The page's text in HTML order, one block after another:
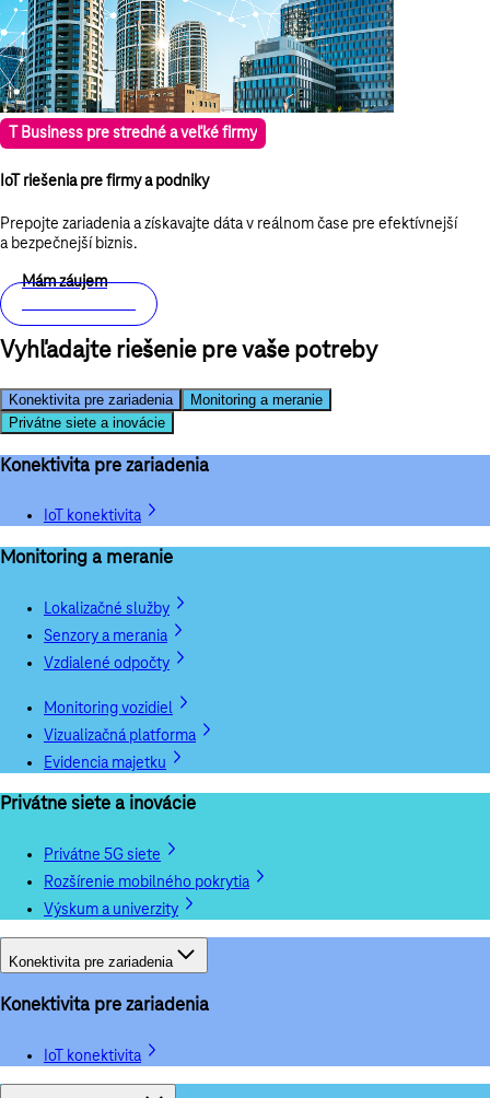
T Business pre stredné a veľké firmy
IoT riešenia pre firmy a podniky
Prepojte zariadenia a získavajte dáta v reálnom čase pre efektívnejší
a bezpečnejší biznis.
Mám záujem
Vyhľadajte riešenie pre vaše potreby
Konektivita pre zariadenia
Monitoring a meranie
Privátne siete a inovácie
Konektivita pre zariadenia
IoT konektivita
Monitoring a meranie
Lokalizačné služby
Senzory a merania
Vzdialené odpočty
Monitoring vozidiel
Vizualizačná platforma
Evidencia majetku
Privátne siete a inovácie
Privátne 5G siete
Rozšírenie mobilného pokrytia
Výskum a univerzity
Konektivita pre zariadenia
Konektivita pre zariadenia
IoT konektivita